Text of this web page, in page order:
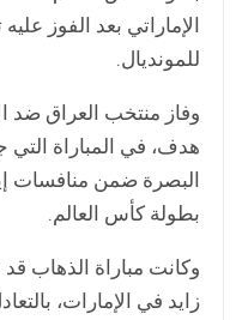
الإماراتي بعد الفوز
للمونديال.
وفاز منتخب العراق ضد
هدف، في المباراة
البصرة ضمن منافسات
بطولة كأس العالم.
وكانت مباراة الذهاب
زايد في الإمارات،